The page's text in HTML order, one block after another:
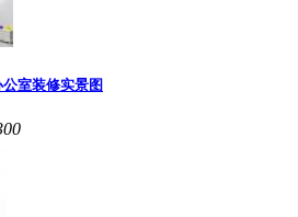
室装修实景图